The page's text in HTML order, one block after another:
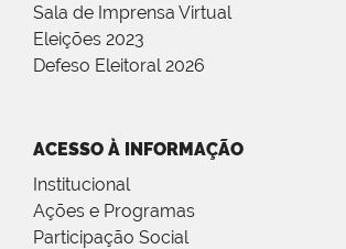
Sala de Imprensa Virtual
Eleições 2023
Defeso Eleitoral 2026
ACESSO À INFORMAÇÃO
Institucional
Ações e Programas
Participação Social